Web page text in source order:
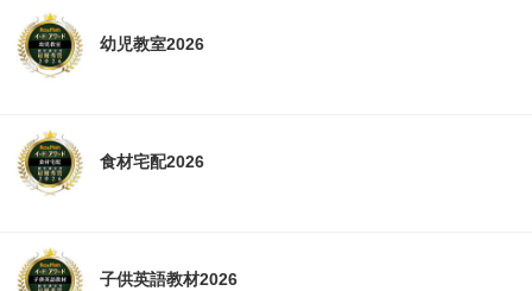
幼児教室2026
食材宅配2026
子供英語教材2026